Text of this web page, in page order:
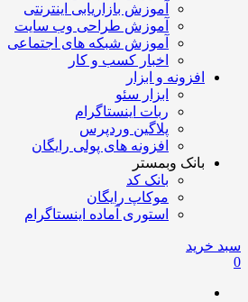
آموزش بازاریابی اینترنتی
آموزش طراحی وب سایت
آموزش شبکه های اجتماعی
اخبار کسب و کار
افزونه و ابزار
ابزار سئو
ربات اینستاگرام
پلاگین وردپرس
افزونه های پولی رایگان
بانک وبمستر
بانک کد
موکاپ رایگان
استوری آماده اینستاگرام
سبد خرید
0